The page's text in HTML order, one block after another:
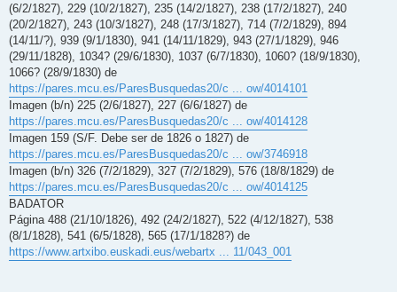
(6/2/1827), 229 (10/2/1827), 235 (14/2/1827), 238 (17/2/1827), 240
(20/2/1827), 243 (10/3/1827), 248 (17/3/1827), 714 (7/2/1829), 894
(14/11/?), 939 (9/1/1830), 941 (14/11/1829), 943 (27/1/1829), 946
(29/11/1828), 1034? (29/6/1830), 1037 (6/7/1830), 1060? (18/9/1830),
1066? (28/9/1830) de
https://pares.mcu.es/ParesBusquedas20/c ... ow/4014101
Imagen (b/n) 225 (2/6/1827), 227 (6/6/1827) de
https://pares.mcu.es/ParesBusquedas20/c ... ow/4014128
Imagen 159 (S/F. Debe ser de 1826 o 1827) de
https://pares.mcu.es/ParesBusquedas20/c ... ow/3746918
Imagen (b/n) 326 (7/2/1829), 327 (7/2/1829), 576 (18/8/1829) de
https://pares.mcu.es/ParesBusquedas20/c ... ow/4014125
BADATOR
Página 488 (21/10/1826), 492 (24/2/1827), 522 (4/12/1827), 538
(8/1/1828), 541 (6/5/1828), 565 (17/1/1828?) de
https://www.artxibo.euskadi.eus/webartx ... 11/043_001